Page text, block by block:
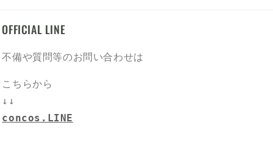
OFFICIAL LINE
不備や質問等のお問い合わせは
こちらから
↓↓
concos.LINE